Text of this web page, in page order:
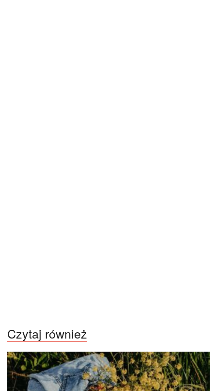
Czytaj również